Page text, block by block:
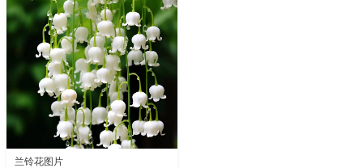
兰铃花图片